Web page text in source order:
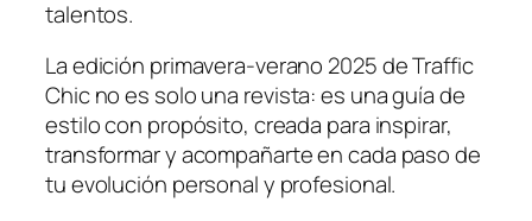
talentos.
La edición primavera-verano 2025 deTraffic
Chicno es solo una revista: es una guía de
estilo con propósito, creada para inspirar,
transformar y acompañarte en cada paso de
tu evolución personal y profesional.